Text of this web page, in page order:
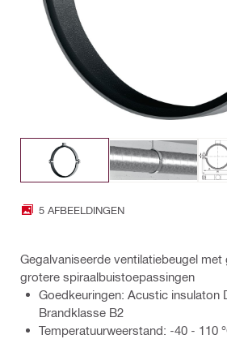
5 AFBEELDINGEN
Gegalvaniseerde ventilatiebeugel
grotere spiraalbuistoepassingen
Goedkeuringen: Acustic insulaton
Brandklasse B2
Temperatuurweerstand: -40 - 110